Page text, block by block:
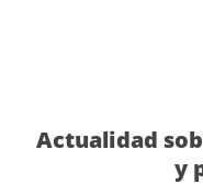
Actualidad
y